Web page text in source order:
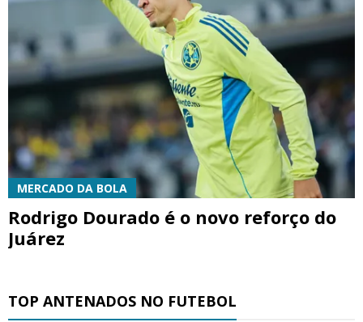
MERCADO DA BOLA
Rodrigo Dourado é o novo reforço do
Juárez
TOP ANTENADOS NO FUTEBOL